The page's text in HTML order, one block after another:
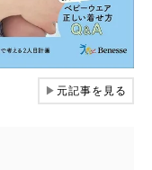
▶元記事を見る